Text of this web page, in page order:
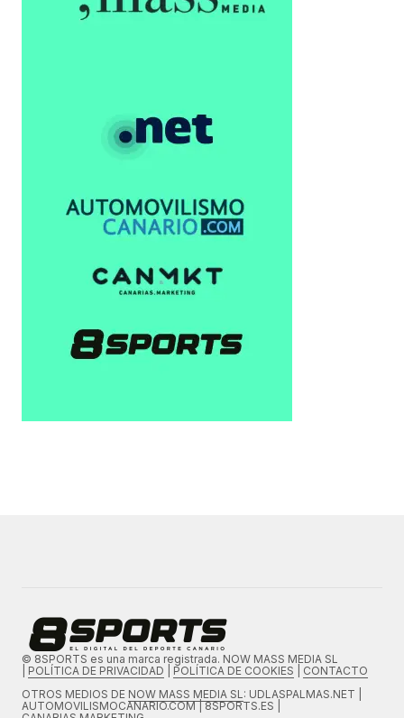
© 8SPORTS es una marca registrada. NOW MASS MEDIA SL
POLÍTICA DE PRIVACIDAD POLÍTICA DE COOKIES
CONTACTO
OTROS MEDIOS DE NOW MASS MEDIA SL: UDLASPALMAS.NET |
AUTOMOVILISMOCANARIO.COM | 8SPORTS.ES |